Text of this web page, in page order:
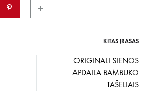
KITAS ĮRAŠAS
ORIGINALI SIENOS
APDAILA BAMBUKO
TAŠELIAIS